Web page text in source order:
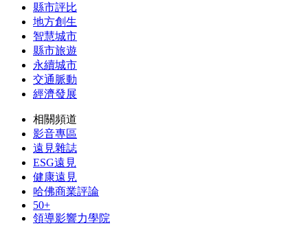
縣市評比
地方創生
智慧城市
縣市旅遊
永續城市
交通脈動
經濟發展
相關頻道
影音專區
遠見雜誌
ESG遠見
健康遠見
哈佛商業評論
50+
領導影響力學院